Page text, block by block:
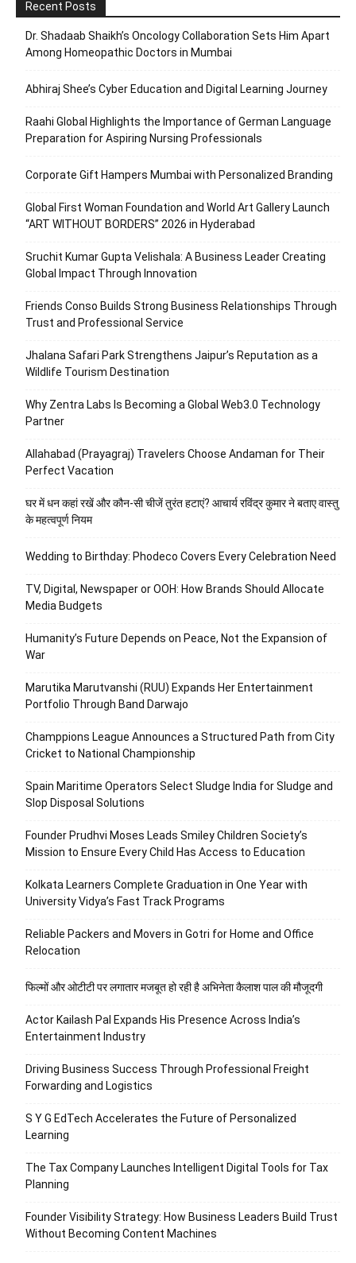
Recent Posts
Dr. Shadaab Shaikh’s Oncology Collaboration Sets Him Apart
Among Homeopathic Doctors in Mumbai
Abhiraj Shee’s Cyber Education and Digital Learning Journey
Raahi Global Highlights the Importance of German Language
Preparation for Aspiring Nursing Professionals
Corporate Gift Hampers Mumbai with Personalized Branding
Global First Woman Foundation and World Art Gallery Launch
“ART WITHOUT BORDERS” 2026 in Hyderabad
Sruchit Kumar Gupta Velishala: A Business Leader Creating
Global Impact Through Innovation
Friends Conso Builds Strong Business Relationships Through
Trust and Professional Service
Jhalana Safari Park Strengthens Jaipur’s Reputation as a
Wildlife Tourism Destination
Why Zentra Labs Is Becoming a Global Web3.0 Technology
Partner
Allahabad (Prayagraj) Travelers Choose Andaman for Their
Perfect Vacation
घर में धन कहां रखें और कौन-सी चीजें तुरंत हटाएं? आचार्य रविंद्र कुमार ने बताए वास्तु
के महत्वपूर्ण नियम
Wedding to Birthday: Phodeco Covers Every Celebration Need
TV, Digital, Newspaper or OOH: How Brands Should Allocate
Media Budgets
Humanity’s Future Depends on Peace, Not the Expansion of
War
Marutika Marutvanshi (RUU) Expands Her Entertainment
Portfolio Through Band Darwajo
Champpions League Announces a Structured Path from City
Cricket to National Championship
Spain Maritime Operators Select Sludge India for Sludge and
Slop Disposal Solutions
Founder Prudhvi Moses Leads Smiley Children Society’s
Mission to Ensure Every Child Has Access to Education
Kolkata Learners Complete Graduation in One Year with
University Vidya’s Fast Track Programs
Reliable Packers and Movers in Gotri for Home and Office
Relocation
फिल्मों और ओटीटी पर लगातार मजबूत हो रही है अभिनेता कैलाश पाल की मौजूदगी
Actor Kailash Pal Expands His Presence Across India’s
Entertainment Industry
Driving Business Success Through Professional Freight
Forwarding and Logistics
S Y G EdTech Accelerates the Future of Personalized
Learning
The Tax Company Launches Intelligent Digital Tools for Tax
Planning
Founder Visibility Strategy: How Business Leaders Build Trust
Without Becoming Content Machines